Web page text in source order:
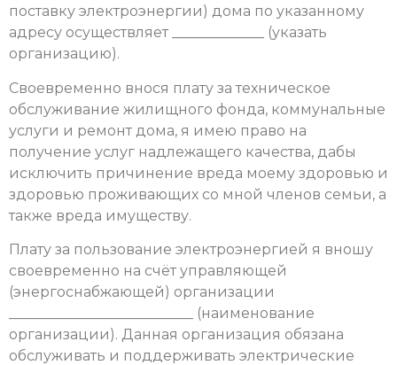
поставку электроэнергии) дома по указанному
адресу осуществляет _____________ (указать
организацию).
Своевременно внося плату за техническое
обслуживание жилищного фонда, коммунальные
услуги и ремонт дома, я имею право на
получение услуг надлежащего качества, дабы
исключить причинение вреда моему здоровью и
здоровью проживающих со мной членов семьи, а
также вреда имуществу.
Плату за пользование электроэнергией я вношу
своевременно на счёт управляющей
(энергоснабжающей) организации
__________________________ (наименование
организации). Данная организация обязана
обслуживать и поддерживать электрические